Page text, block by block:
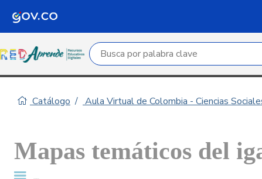
Campo de búsqueda por palabra clave
Catálogo Aula Virtual de Colombia - Ciencias
Mapas temáticos del